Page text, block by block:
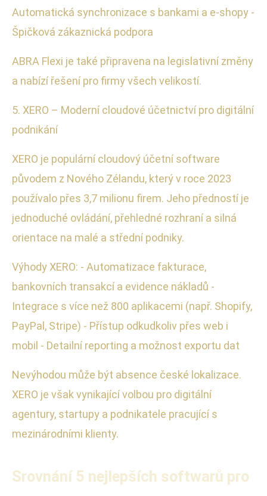
Automatická synchronizace s bankami a e-shopy -
Špičková zákaznická podpora
ABRA Flexi je také připravena na legislativní změny
a nabízí řešení pro firmy všech velikostí.
5. XERO – Moderní cloudové účetnictví pro digitální
podnikání
XERO je populární cloudový účetní software
původem z Nového Zélandu, který v roce 2023
používalo přes 3,7 milionu firem. Jeho předností je
jednoduché ovládání, přehledné rozhraní a silná
orientace na malé a střední podniky.
Výhody XERO: - Automatizace fakturace,
bankovních transakcí a evidence nákladů -
Integrace s více než 800 aplikacemi (např. Shopify,
PayPal, Stripe) - Přístup odkudkoliv přes web i
mobil - Detailní reporting a možnost exportu dat
Nevýhodou může být absence české lokalizace.
XERO je však vynikající volbou pro digitální
agentury, startupy a podnikatele pracující s
mezinárodními klienty.
Srovnání 5 nejlepších softwarů pro